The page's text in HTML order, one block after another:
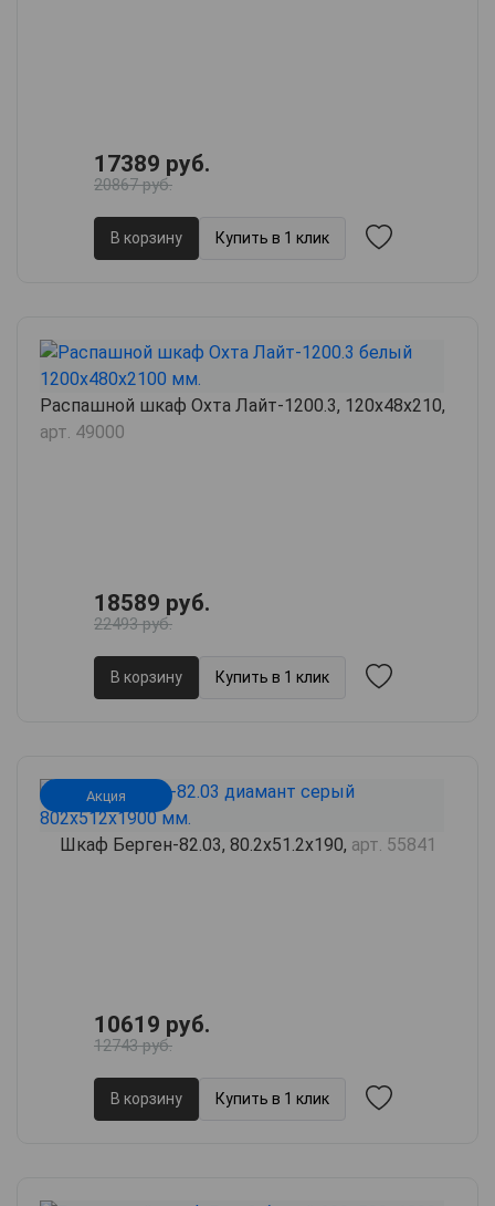
17389 руб.
20867 руб.
В корзину Купить в 1 клик
Распашной шкаф Охта Лайт-1200.3, 120х48х210,
арт. 49000
18589 руб.
22493 руб.
В корзину Купить в 1 клик
Акция
Шкаф Берген-82.03, 80.2х51.2х190, арт. 55841
10619 руб.
12743 руб.
В корзину Купить в 1 клик